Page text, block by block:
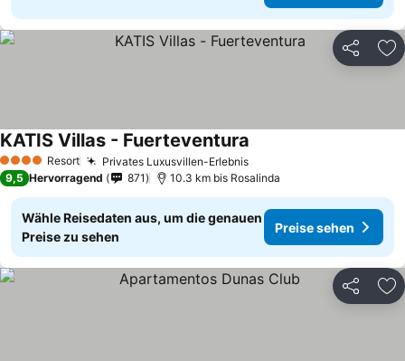
Teilen
4 Sterne Resort Privates Luxusvillen-Erlebnis
KATIS Villas - Fuerteventura
9,5 Hervorragend 871 10.3 km bis Rosalinda
Wähle Reisedaten aus, um die genauen
Preise zu sehen
Preise sehen
Teilen